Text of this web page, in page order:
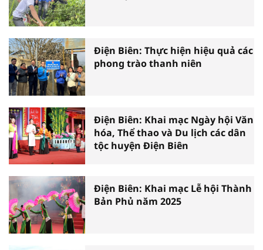
Điện Biên: Thực hiện hiệu quả các
phong trào thanh niên
Điện Biên: Khai mạc Ngày hội Văn
hóa, Thể thao và Du lịch các dân
tộc huyện Điện Biên
Điện Biên: Khai mạc Lễ hội Thành
Bản Phủ năm 2025